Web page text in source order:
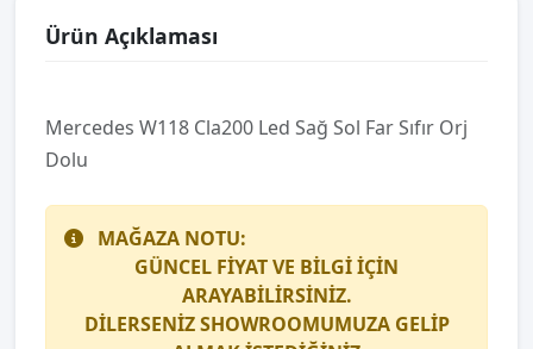
Ürün Açıklaması
Mercedes W118 Cla200 Led Sağ Sol Far Sıfır Orj
Dolu
MAĞAZA NOTU:
GÜNCEL FİYAT VE BİLGİ İÇİN
ARAYABİLİRSİNİZ.
DİLERSENİZ SHOWROOMUMUZA GELİP